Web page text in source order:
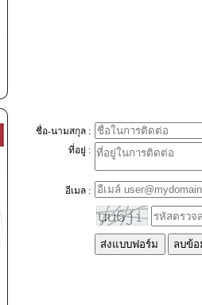
ชื่อ-นามสกุล :
ที่อยู่ :
อีเมล :